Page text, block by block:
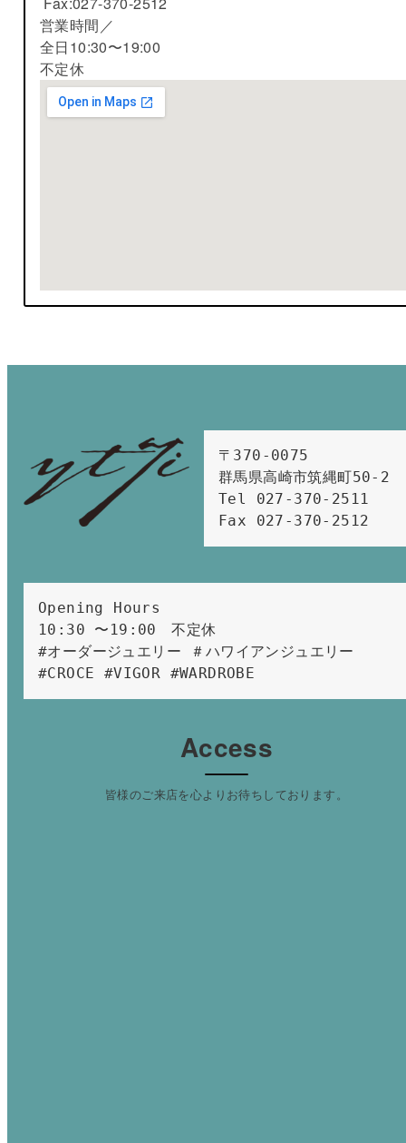
営業時間／
全日10:30〜19:00
不定休
〒370-0075
群馬県高崎市筑縄町50-2
Tel 027-370-2511
Fax 027-370-2512
Opening Hours
10:30 〜19:00　不定休
#オーダージュエリー ＃ハワイアンジュエリー
#CROCE #VIGOR #WARDROBE
Access
皆様のご来店を心よりお待ちしております。